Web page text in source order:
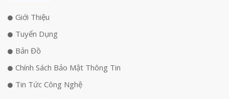
Giới Thiệu
Tuyển Dụng
Bản Đồ
Chính Sách Bảo Mật Thông Tin
Tin Tức Công Nghệ